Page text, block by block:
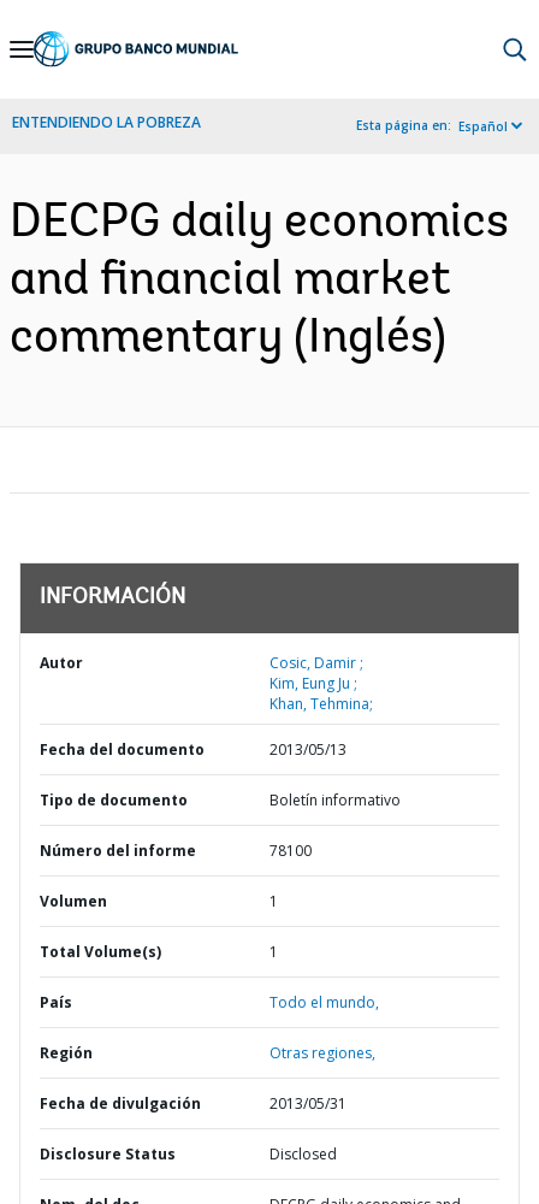
Skip
Navigation
ENTENDIENDO LA POBREZA Esta página en: Español
DECPG daily economics
and financial market
commentary (Inglés)
INFORMACIÓN
Autor
Cosic, Damir ;
Kim, Eung Ju ;
Khan, Tehmina;
Fecha del documento 2013/05/13
Tipo de documento Boletín informativo
Número del informe 78100
Volumen 1
Total Volume(s) 1
País Todo el mundo,
Región Otras regiones,
Fecha de divulgación 2013/05/31
Disclosure Status Disclosed